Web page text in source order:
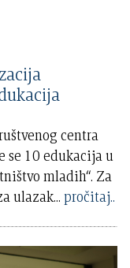
centra
se 10 edukacija u
mladih“. Za
ulazak... pročitaj..